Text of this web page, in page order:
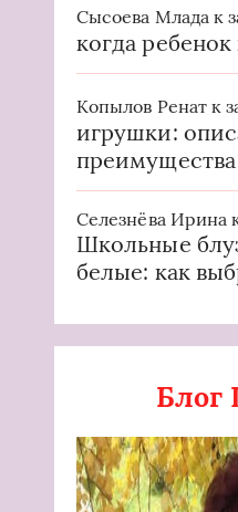
Сысоева Млада к
когда ребенок
Копылов Ренат к
игрушки:
преимущества
Селезнёва Ирина
Школьные
белые: как
Блог